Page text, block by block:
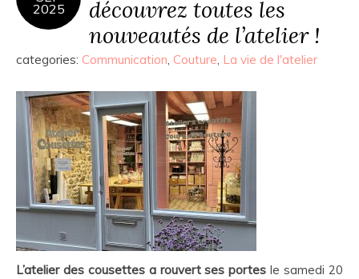
2025
découvrez toutes les
nouveautés de l’atelier !
categories: Communication, Couture, La vie de l'atelier
L’atelier des cousettes a rouvert ses portes le samedi 20